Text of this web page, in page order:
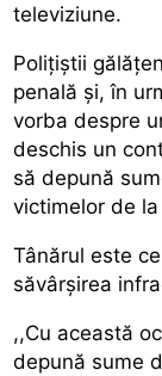
televiziune.
Polițiștii
penală și, în
vorba despre
deschis un
să depună
victimelor de la
Tânărul este
săvârșirea
,,Cu această
depună sume